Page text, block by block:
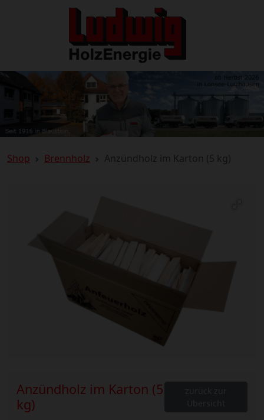
Shop Brennholz Anzündholz im Karton (5 kg)
Anzündholz im Karton (5
kg)